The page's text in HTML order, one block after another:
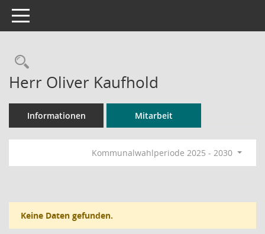
Toggle navigation
Rechercheauswahl
Herr Oliver Kaufhold
Informationen Mitarbeit
Kommunalwahlperiode 2025 - 2030
Keine Daten gefunden.